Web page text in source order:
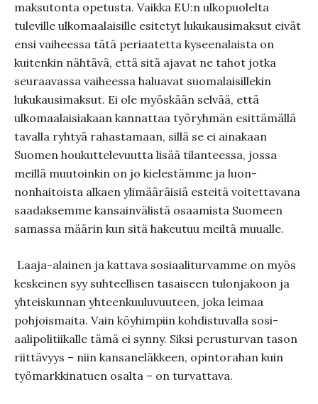
maksutonta opetusta. Vaikka EU:n ulkopuolelta
tuleville ulkomaa­laisille esitetyt lukukausimaksut eivät
ensi vaiheessa tätä periaatetta kyseenalaista on
kuitenkin nähtävä, että sitä ajavat ne tahot jotka
seuraavassa vaiheessa haluavat suomalaisillekin
lukukausimaksut. Ei ole myöskään sel­vää, että
ulkomaalaisiakaan kannattaa työryhmän esittämällä
tavalla ryhtyä rahastamaan, sillä se ei ainakaan
Suomen houkutte­levuutta lisää tilanteessa, jossa
meillä muutoinkin on jo kieles­tämme ja luon­
nonhaitoista alkaen ylimääräisiä esteitä voitettava­na
saadaksemme kansainvälistä osaamista Suomeen
samassa määrin kun sitä hakeutuu meiltä muualle.
Laaja-alainen ja kattava sosiaaliturvamme on myös
keskeinen syy suh­teelli­sen tasaiseen tulonjakoon ja
yhteiskun­nan yhteenkuulu­vuu­teen, joka leimaa
pohjoismaita. Vain köyhimpiin koh­distuvalla sosi­
aalipo­litiikalle tämä ei synny. Siksi perustur­van tason
riittä­vyys – niin kansaneläkkeen, opintorahan kuin
työmark­kinatuen osalta – on turvattava.